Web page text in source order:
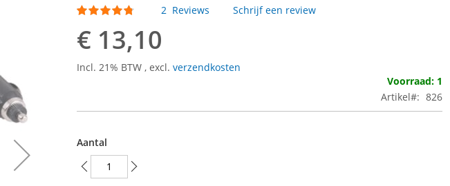
Waardering:
2 Reviews Schrijf een review
€ 13,10
Incl. 21% BTW, excl.verzendkosten
Voorraad: 1
Artikel
826
Aantal